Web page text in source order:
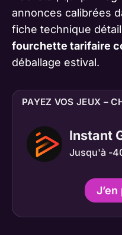
annonces calibrées
fiche technique
fourchette tarifaire
déballage estival.
PAYEZ VOS JEUX –
Instant
Jusqu'à -